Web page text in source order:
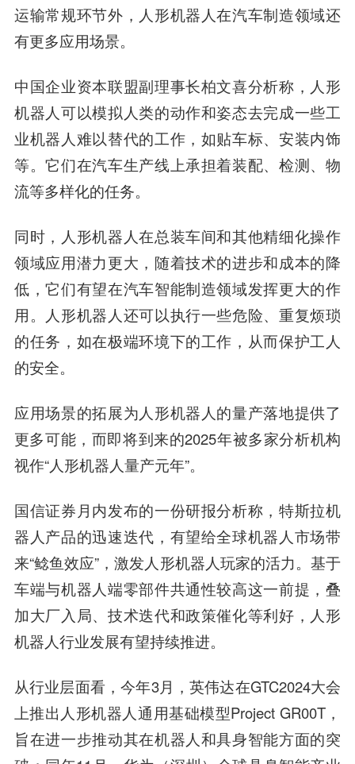
运输常规环节外，人形机器人在汽车制造领域还
有更多应用场景。
中国企业资本联盟副理事长柏文喜分析称，人形
机器人可以模拟人类的动作和姿态去完成一些工
业机器人难以替代的工作，如贴车标、安装内饰
等。它们在汽车生产线上承担着装配、检测、物
流等多样化的任务。
同时，人形机器人在总装车间和其他精细化操作
领域应用潜力更大，随着技术的进步和成本的降
低，它们有望在汽车智能制造领域发挥更大的作
用。人形机器人还可以执行一些危险、重复烦琐
的任务，如在极端环境下的工作，从而保护工人
的安全。
应用场景的拓展为人形机器人的量产落地提供了
更多可能，而即将到来的2025年被多家分析机构
视作“人形机器人量产元年”。
国信证券月内发布的一份研报分析称，特斯拉机
器人产品的迅速迭代，有望给全球机器人市场带
来“鲶鱼效应”，激发人形机器人玩家的活力。基于
车端与机器人端零部件共通性较高这一前提，叠
加大厂入局、技术迭代和政策催化等利好，人形
机器人行业发展有望持续推进。
从行业层面看，今年3月，英伟达在GTC2024大会
上推出人形机器人通用基础模型Project GR00T，
旨在进一步推动其在机器人和具身智能方面的突